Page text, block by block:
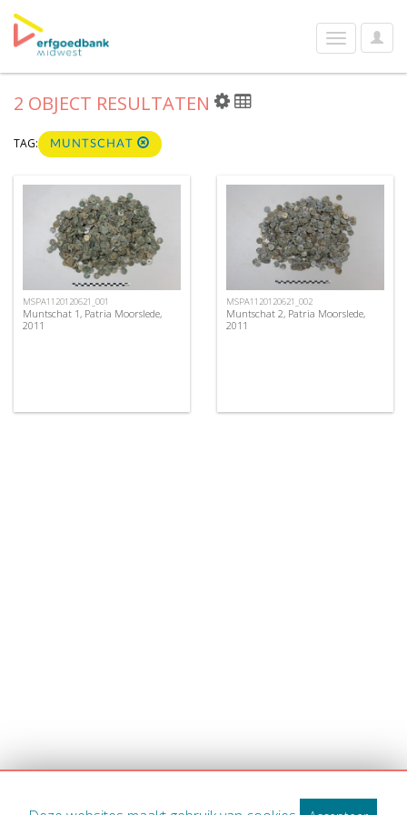
User
Toggle
navigation
2 OBJECT RESULTATEN
TAG: MUNTSCHAT
MSPA1120120621_001
Muntschat 1, Patria Moorslede,
2011
MSPA1120120621_002
Muntschat 2, Patria Moorslede,
2011